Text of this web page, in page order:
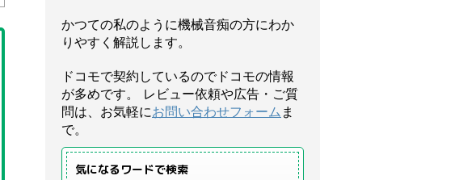
かつての私のように機械音痴の方にわか
りやすく解説します。
ドコモで契約しているのでドコモの情報
が多めです。 レビュー依頼や広告・ご質
問は、お気軽にお問い合わせフォーム ま
で。
気になるワードで検索